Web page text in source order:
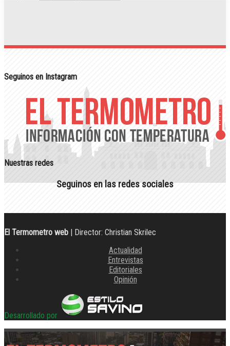
Seguinos en Instagram
Nuestras redes
Seguinos en las redes sociales
El Termometro web | Director: Christian Skrilec
Actualidad
Entrevistas
Editoriales
Opinión
Desarrollado por